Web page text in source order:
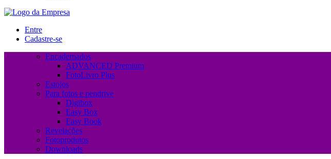
Entre
Cadastre-se
Encadernados
ADVANCED Premium
FotoLivro Plus
Estojos
Para fotos e pendrive
Digibox
Easy Box
Easy Book
Revelações
Fotoprodutos
Downloads